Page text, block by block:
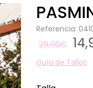
Referencia:
29,90€
Guía de Tallas